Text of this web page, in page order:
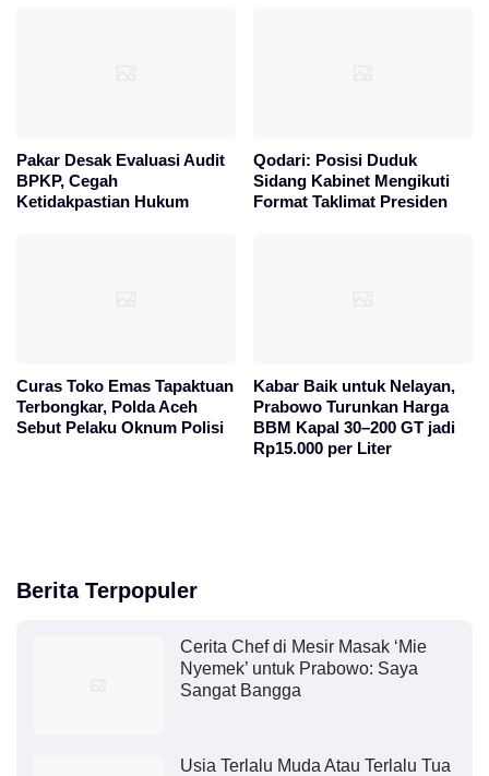
Pakar Desak Evaluasi Audit
BPKP, Cegah
Ketidakpastian Hukum
Qodari: Posisi Duduk
Sidang Kabinet Mengikuti
Format Taklimat Presiden
Curas Toko Emas Tapaktuan
Terbongkar, Polda Aceh
Sebut Pelaku Oknum Polisi
Kabar Baik untuk Nelayan,
Prabowo Turunkan Harga
BBM Kapal 30–200 GT jadi
Rp15.000 per Liter
Berita Terpopuler
Cerita Chef di Mesir Masak ‘Mie
Nyemek’ untuk Prabowo: Saya
Sangat Bangga
Usia Terlalu Muda Atau Terlalu Tua